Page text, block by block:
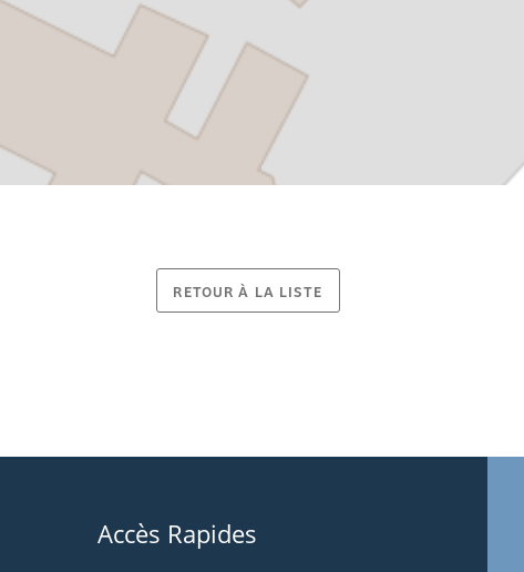
RETOUR À LA LISTE
Accès Rapides